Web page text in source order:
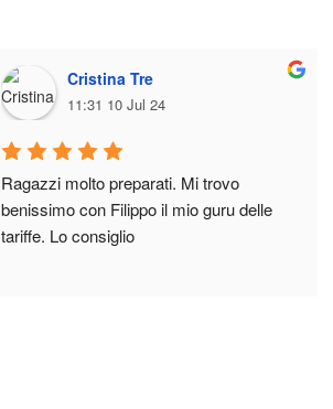
Cristina Tre
11:31 10 Jul 24
Ragazzi molto preparati. Mi trovo
benissimo con Filippo il mio guru delle
tariffe. Lo consiglio